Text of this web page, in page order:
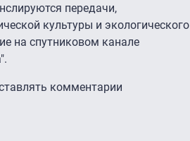
передачи,
культуры и экологического
на спутниковом канале
комментарии